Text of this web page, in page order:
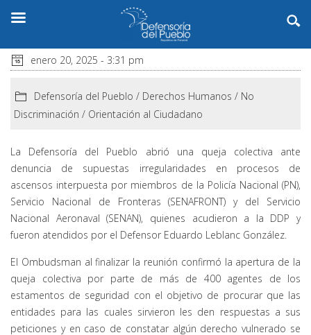
enero 20, 2025 - 3:31 pm
Defensoría del Pueblo / Derechos Humanos / No
Discriminación / Orientación al Ciudadano
La Defensoría del Pueblo abrió una queja colectiva ante
denuncia de supuestas irregularidades en procesos de
ascensos interpuesta por miembros de la Policía Nacional (PN),
Servicio Nacional de Fronteras (SENAFRONT) y del Servicio
Nacional Aeronaval (SENAN), quienes acudieron a la DDP y
fueron atendidos por el Defensor Eduardo Leblanc González.
El Ombudsman al finalizar la reunión confirmó la apertura de la
queja colectiva por parte de más de 400 agentes de los
estamentos de seguridad con el objetivo de procurar que las
entidades para las cuales sirvieron les den respuestas a sus
peticiones y en caso de constatar algún derecho vulnerado se